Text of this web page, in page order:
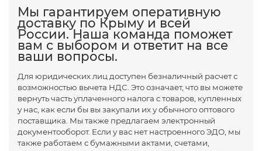
Мы гарантируем оперативную
доставку по Крыму и всей
России. Наша команда поможет
вам с выбором и ответит на все
ваши вопросы.
Для юридических лиц доступен безналичный расчет с
возможностью вычета НДС. Это означает, что вы можете
вернуть часть уплаченного налога с товаров, купленных
у нас, как если бы вы закупали их у обычного оптового
поставщика. Мы также предлагаем электронный
документооборот. Если у вас нет настроенного ЭДО, мы
также работаем с бумажными актами, счетами,